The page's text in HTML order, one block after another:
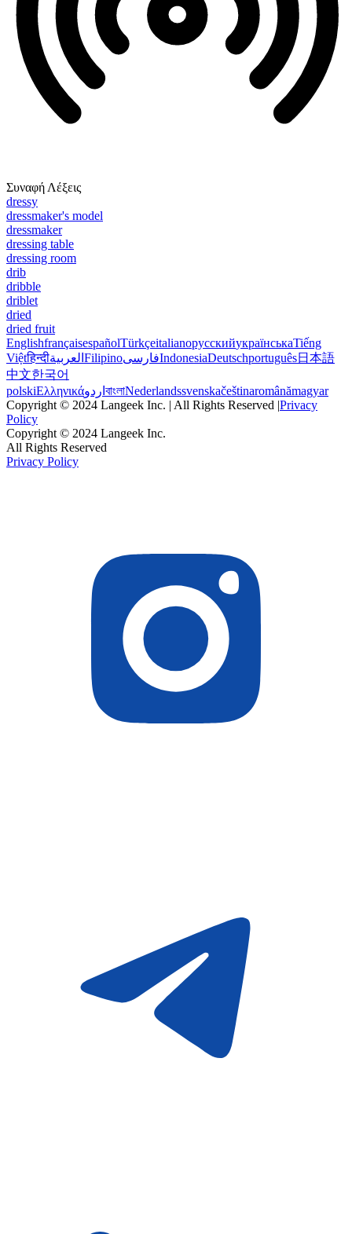
Συναφή Λέξεις
dressy
dressmaker's model
dressmaker
dressing table
dressing room
drib
dribble
driblet
dried
dried fruit
EnglishfrançaisespañolTürkçeitalianoрусскийукраїнськаTiếng
Việtहिन्दीالعربية FilipinoفارسیIndonesiaDeutschportuguês日本語
中文한국어
polskiΕλληνικάاردو বাংলাNederlandssvenskačeštinaromânămagyar
Copyright © 2024 Langeek Inc. | All Rights Reserved |Privacy
Policy
Copyright © 2024 Langeek Inc.
All Rights Reserved
Privacy Policy